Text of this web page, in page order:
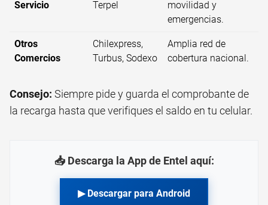
Servicio
Terpel
movilidad y
emergencias.
Otros
Comercios
Chilexpress,
Turbus, Sodexo
Amplia red de
cobertura nacional.
Consejo: Siempre pide y guarda el comprobante de
la recarga hasta que verifiques el saldo en tu celular.
📥 Descarga la App de Entel aquí:
▶ Descargar para Android